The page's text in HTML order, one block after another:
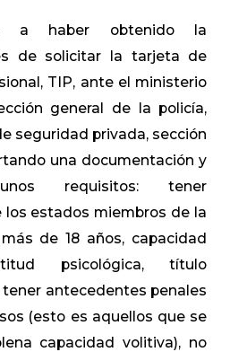
a haber obtenido la
de solicitar la tarjeta de
TIP, ante el ministerio
general de la policía,
seguridad privada, sección
una documentación y
requisitos: tener
los estados miembros de la
de 18 años, capacidad
psicológica, título
tener antecedentes penales
(esto es aquellos que se
capacidad volitiva), no